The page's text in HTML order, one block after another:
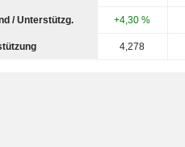
/ Unterstützg. +4,30 %
4,278